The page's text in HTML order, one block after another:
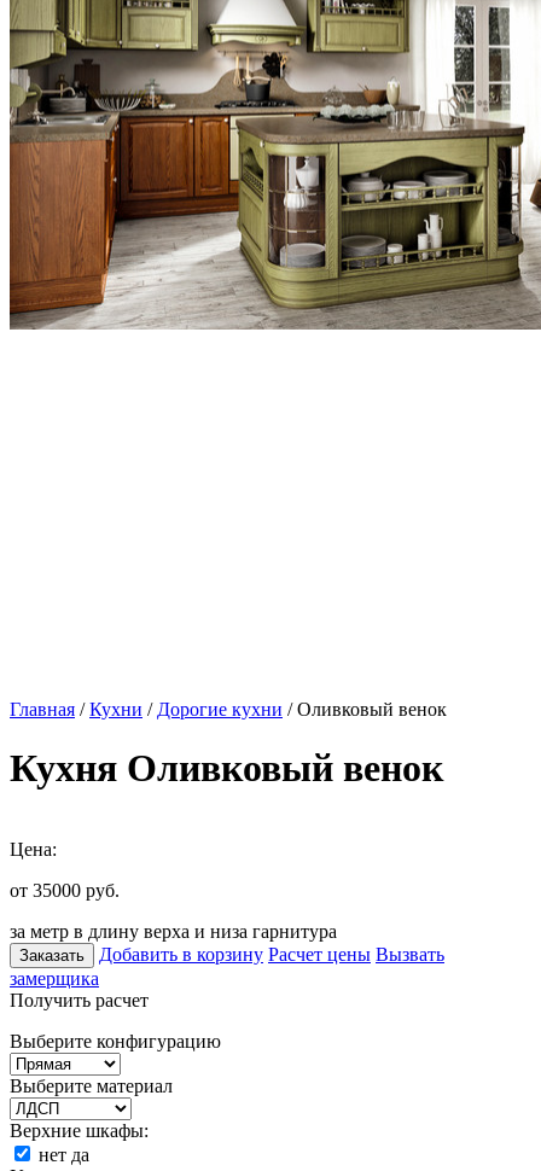
Главная /Кухни / Дорогие кухни / Оливковый венок
Кухня Оливковый венок
Цена:
от 35000 руб.
за метр в длину верха и низа гарнитура
Заказать Добавить в корзину Расчет цены Вызвать
замерщика
Получить расчет
Выберите конфигурацию
Выберите материал
Верхние шкафы:
нет да